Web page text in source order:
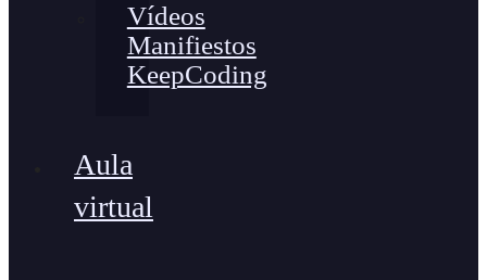
Vídeos
Manifiestos
KeepCoding
Aula
virtual